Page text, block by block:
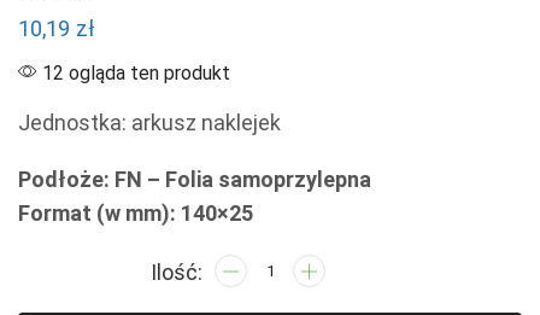
10,19 zł
12 ogląda ten produkt
Jednostka: arkusz naklejek
Podłoże: FN – Folia samoprzylepna
Format (w mm): 140×25
ilość